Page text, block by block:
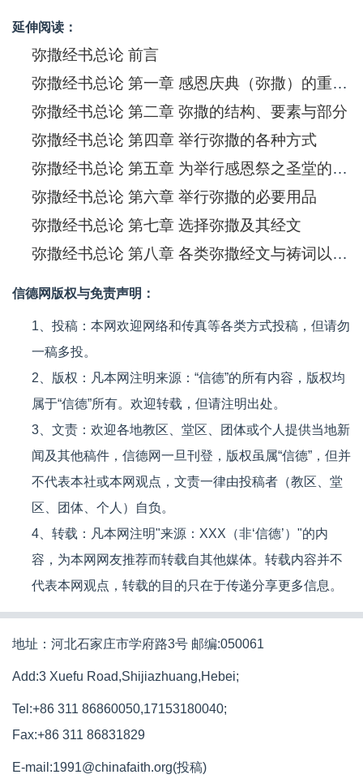
延伸阅读：
弥撒经书总论 前言
弥撒经书总论 第一章 感恩庆典（弥撒）的重要与崇高
弥撒经书总论 第二章 弥撒的结构、要素与部分
弥撒经书总论 第四章 举行弥撒的各种方式
弥撒经书总论 第五章 为举行感恩祭之圣堂的布置与装饰
弥撒经书总论 第六章 举行弥撒的必要用品
弥撒经书总论 第七章 选择弥撒及其经文
弥撒经书总论 第八章 各类弥撒经文与祷词以及追思弥撒
信德网版权与免责声明：
1、投稿：本网欢迎网络和传真等各类方式投稿，但请勿
一稿多投。
2、版权：凡本网注明来源：“信德”的所有内容，版权均
属于“信德”所有。欢迎转载，但请注明出处。
3、文责：欢迎各地教区、堂区、团体或个人提供当地新
闻及其他稿件，信德网一旦刊登，版权虽属“信德”，但并
不代表本社或本网观点，文责一律由投稿者（教区、堂
区、团体、个人）自负。
4、转载：凡本网注明"来源：XXX（非‘信德’）"的内
容，为本网网友推荐而转载自其他媒体。转载内容并不
代表本网观点，转载的目的只在于传递分享更多信息。
地址：河北石家庄市学府路3号 邮编:050061
Add:3 Xuefu Road,Shijiazhuang,Hebei;
Tel:+86 311 86860050,17153180040;
Fax:+86 311 86831829
E-mail:1991@chinafaith.org(投稿)